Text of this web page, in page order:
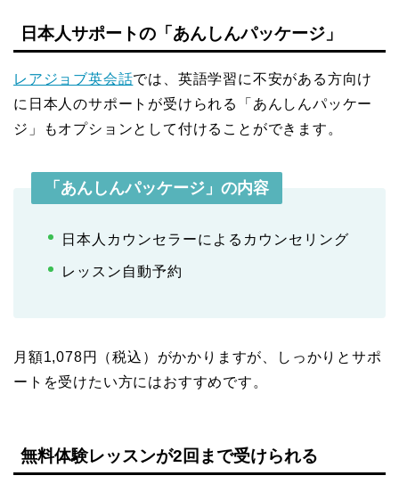
日本人サポートの「あんしんパッケージ」
レアジョブ英会話では、英語学習に不安がある方向け
に日本人のサポートが受けられる「あんしんパッケー
ジ」もオプションとして付けることができます。
「あんしんパッケージ」の内容
日本人カウンセラーによるカウンセリング
レッスン自動予約
月額1,078円（税込）がかかりますが、しっかりとサポ
ートを受けたい方にはおすすめです。
無料体験レッスンが2回まで受けられる